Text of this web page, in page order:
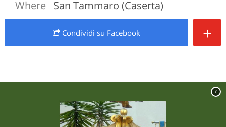
Where San Tammaro (Caserta)
Condividi su Facebook +
c